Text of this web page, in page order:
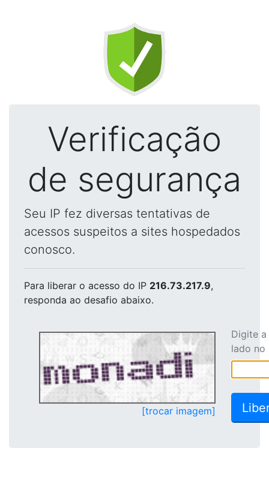
Verificação
de segurança
Seu IP fez diversas tentativas de
acessos suspeitos a sites hospedados
conosco.
Para liberar o acesso do IP 216.73.217.9,
responda ao desafio abaixo.
[trocar imagem]
Digite
lado no